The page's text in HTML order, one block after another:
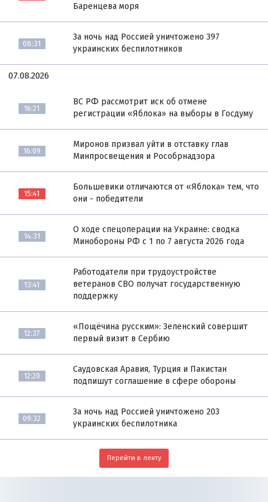
Баренцева моря
08:31
За ночь над Россией уничтожено 397
украинских беспилотников
07.08.2026
16:21
ВС РФ рассмотрит иск об отмене
регистрации «Яблока» на выборы в Госдуму
16:09
Миронов призвал уйти в отставку глав
Минпросвещения и Рособрнадзора
15:41
Большевики отличаются от «Яблока» тем, что
они - победители
14:31
О ходе спецоперации на Украине: сводка
Минобороны РФ с 1 по 7 августа 2026 года
13:41
Работодатели при трудоустройстве
ветеранов СВО получат государственную
поддержку
12:37
«Пощёчина русским»: Зеленский совершит
первый визит в Сербию
12:20
Саудовская Аравия, Турция и Пакистан
подпишут соглашение в сфере обороны
09:32
За ночь над Россией уничтожено 203
украинских беспилотника
Перейти в ленту